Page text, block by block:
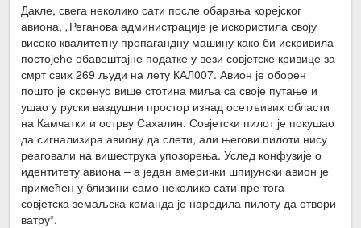
Дакле, свега неколико сати после обарања корејског
авиона, „Реганова администрације је искористила своју
високо квалитетну пропагандну машину како би искривила
постојеће обавештајне податке у вези совјетске кривице за
смрт свих 269 људи на лету КАЛ007. Авион је оборен
пошто је скренуо више стотина миља са своје путање и
ушао у руски ваздушни простор изнад осетљивих области
на Камчатки и острву Сахалин. Совјетски пилот је покушао
да сигнализира авиону да слети, али његови пилоти нису
реаговали на вишеструка упозорења. Услед конфузије о
идентитету авиона – а један амерички шпијунски авион је
примећен у близини само неколико сати пре тога –
совјетска земаљска команда је наредила пилоту да отвори
ватру“.